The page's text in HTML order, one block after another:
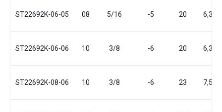
ST22692K-06-05 08 5/16 -5 20 6,3
ST22692K-06-06 10 3/8 -6 20 6,3
ST22692K-08-06 10 3/8 -6 23 7,5